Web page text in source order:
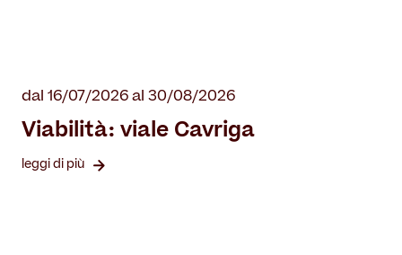
dal 16/07/2026 al 30/08/2026
Viabilità: viale Cavriga
leggi di più